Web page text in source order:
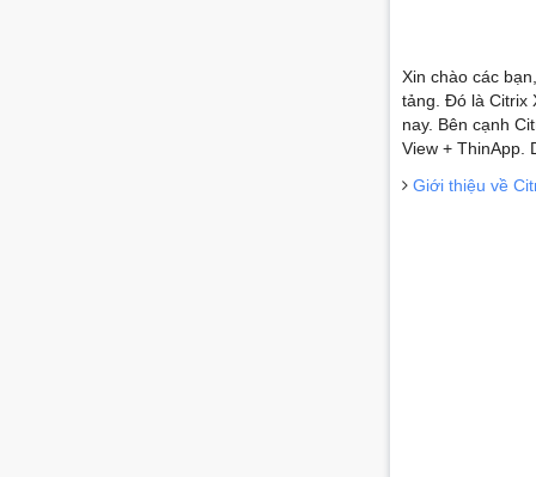
Xin chào các
tảng. Đó là Citrix
nay. Bên cạnh
View + ThinApp.
Giới thiệu về